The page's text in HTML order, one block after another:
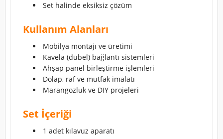
Set halinde eksiksiz çözüm
Kullanım Alanları
Mobilya montajı ve üretimi
Kavela (dübel) bağlantı sistemleri
Ahşap panel birleştirme işlemleri
Dolap, raf ve mutfak imalatı
Marangozluk ve DIY projeleri
Set İçeriği
1 adet kılavuz aparatı